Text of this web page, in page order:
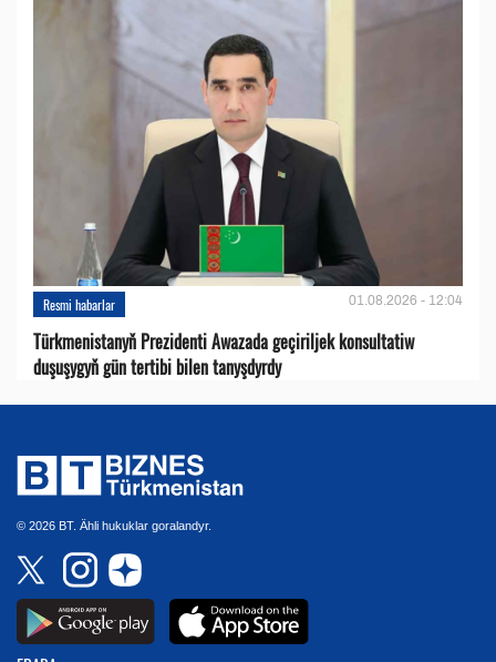
Resmi habarlar 01.08.2026 - 12:04
Türkmenistanyň Prezidenti Awazada geçiriljek konsultatiw
duşuşygyň gün tertibi bilen tanyşdyrdy
© 2026 BT. Ähli hukuklar goralandyr.